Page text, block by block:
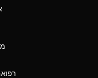
Gas (hot)